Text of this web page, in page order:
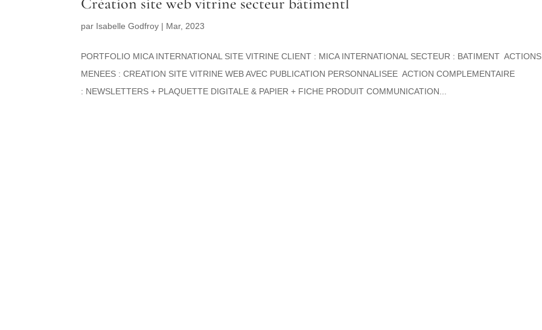
par Isabelle Godfroy | Mar, 2023
PORTFOLIO MICA INTERNATIONAL SITE VITRINE CLIENT : MICA INTERNATIONAL SECTEUR : BATIMENT ACTIONS
MENEES : CREATION SITE VITRINE WEB AVEC PUBLICATION PERSONNALISEE ACTION COMPLEMENTAIRE
: NEWSLETTERS + PLAQUETTE DIGITALE & PAPIER + FICHE PRODUIT COMMUNICATION...